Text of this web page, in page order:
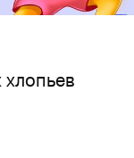
хлопьев